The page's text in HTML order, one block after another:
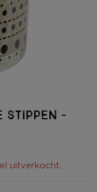
stippen -
uitverkocht.